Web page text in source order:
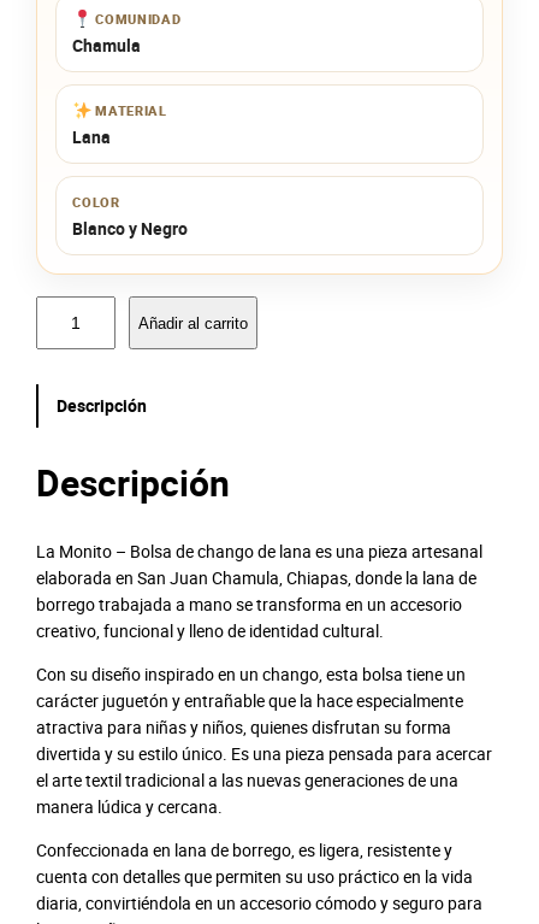
COMUNIDAD
Chamula
MATERIAL
Lana
COLOR
Blanco y Negro
i
c
a
t
i
d
a
Añadir al carrito
Descripción
Descripción
La Monito – Bolsa de chango de lana es una pieza artesanal
elaborada en San Juan Chamula, Chiapas, donde la lana de
borrego trabajada a mano se transforma en un accesorio
creativo, funcional y lleno de identidad cultural.
Con su diseño inspirado en un chango, esta bolsa tiene un
carácter juguetón y entrañable que la hace especialmente
atractiva para niñas y niños, quienes disfrutan su forma
divertida y su estilo único. Es una pieza pensada para acercar
el arte textil tradicional a las nuevas generaciones de una
manera lúdica y cercana.
Confeccionada en lana de borrego, es ligera, resistente y
cuenta con detalles que permiten su uso práctico en la vida
diaria, convirtiéndola en un accesorio cómodo y seguro para